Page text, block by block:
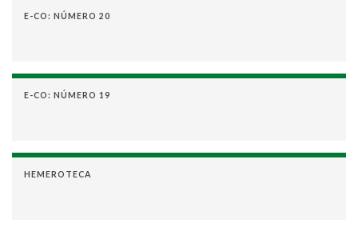
E-CO: NÚMERO 20
E-CO: NÚMERO 19
HEMEROTECA